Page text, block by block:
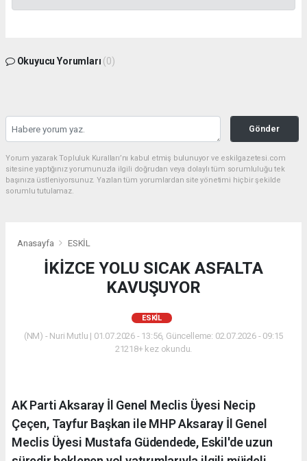
Okuyucu Yorumları (0)
Gönder
Yorum yazarak Topluluk Kuralları’nı kabul etmiş bulunuyor ve eskilgazetesi.com
sitesine yaptığınız yorumunuzla ilgili doğrudan veya dolaylı tüm sorumluluğu tek
başınıza üstleniyorsunuz. Yazılan tüm yorumlardan site yönetimi hiçbir şekilde
sorumlu tutulamaz.
Anasayfa ESKİL
İKİZCE YOLU SICAK ASFALTA
KAVUŞUYOR
ESKİL
(NM) - Nuri Mutlu | 01.07.2026 - 13:56, Güncelleme: 02.07.2026 - 09:15
21218+ kez okundu.
AK Parti Aksaray İl Genel Meclis Üyesi Necip
Çeçen, Tayfur Başkan ile MHP Aksaray İl Genel
Meclis Üyesi Mustafa Güdendede, Eskil'de uzun